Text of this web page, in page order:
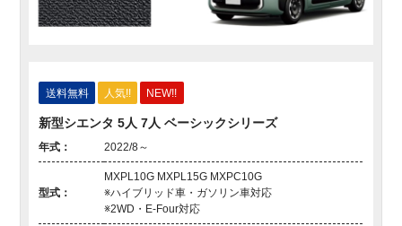
送料無料 人気!! NEW!!
新型シエンタ 5人 7人 ベーシックシリーズ
年式： 2022/8～
型式：
MXPL10G MXPL15G MXPC10G
※ハイブリッド車・ガソリン車対応
※2WD・E-Four対応